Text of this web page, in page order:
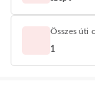
Összes úti
1